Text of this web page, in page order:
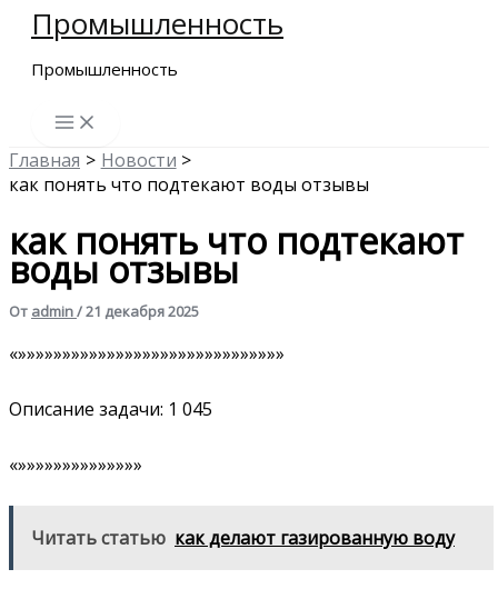
Перейти
содержимому
Промышленность
Промышленность
Главная
Новости
как понять что подтекают воды отзывы
как понять что подтекают
воды отзывы
От admin/21 декабря 2025
«»»»»»»»»»»»»»»»»»»»»»»»»»»»»»»
Описание задачи: 1 045
«»»»»»»»»»»»»»»
Читать статью как делают газированную воду